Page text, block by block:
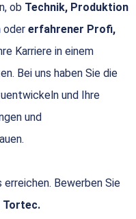
ob Technik, Produktion
oder erfahrener Profi,
Karriere in einem
Bei uns haben Sie die
und Ihre
und
erreichen. Bewerben Sie
Tortec.